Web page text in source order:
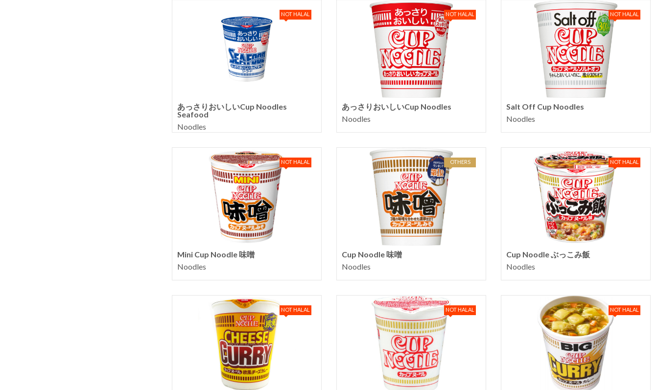
NOT HALAL
あっさりおいしいCup Noodles
Seafood
Noodles
NOT HALAL
あっさりおいしいCup Noodles
Noodles
NOT HALAL
Salt Off Cup Noodles
Noodles
NOT HALAL
Mini Cup Noodle 味噌
Noodles
OTHERS
Cup Noodle 味噌
Noodles
NOT HALAL
Cup Noodle ぶっこみ飯
Noodles
NOT HALAL NOT HALAL NOT HALAL